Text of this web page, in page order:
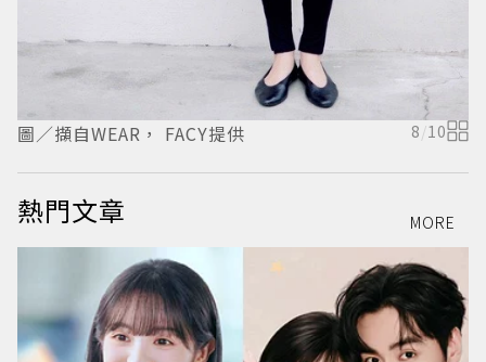
圖／擷自WEAR， FACY提供 8 /10
熱門文章 MORE